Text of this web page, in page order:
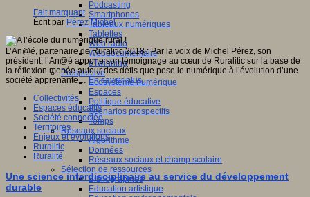
Podcasting
Smartphones
Tableaux numériques
Tablettes
Web radio
Webdocumentaire
eTwinning
Prospective
Ecosystème numérique
Espaces
Politique éducative
Scénarios prospectifs
Temps
Réseaux sociaux
Algorithme
Données
Réseaux sociaux et champ scolaire
Sélection de ressources
Bibliographies
Education artistique
Fait marquant
Écrit par Pérez Michel
L’An@é, partenaire de Ruralitic 2018 : Par la voix de Michel Pérez, son
président, l’An@é apporte son témoignage au cœur de Ruralitic sur la base de
la réflexion menée autour des défis que pose le numérique à l’évolution d’une
société apprenante… En savoir plus...
Collectivités
Espaces éducatifs
Société connectée
Territoires
Enjeux et évolutions
Ruralitic
Ruralité
Une science interdisciplinaire au service du développement
durable